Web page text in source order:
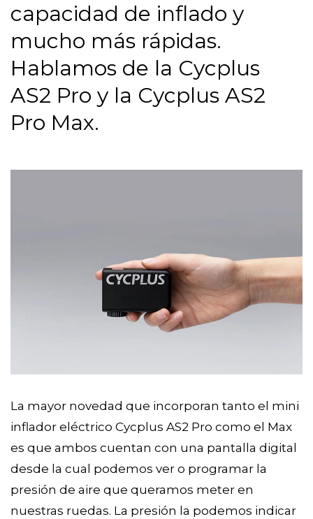
capacidad de inflado y
mucho más rápidas.
Hablamos de la Cycplus
AS2 Pro y la Cycplus AS2
Pro Max.
La mayor novedad que incorporan tanto el mini
inflador eléctrico Cycplus AS2 Pro como el Max
es que ambos cuentan con una pantalla digital
desde la cual podemos ver o programar la
presión de aire que queramos meter en
nuestras ruedas. La presión la podemos indicar